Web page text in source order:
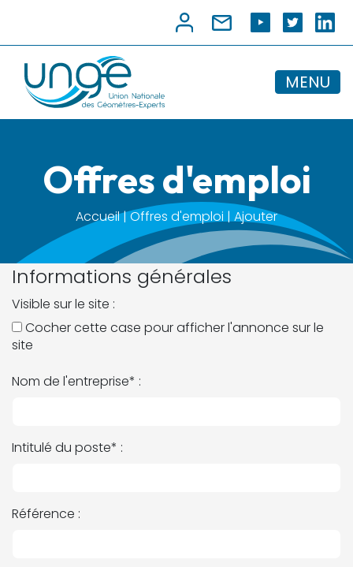
MENU
Offres d'emploi
Accueil | Offres d'emploi | Ajouter
Informations générales
Visible sur le site :
Cocher cette case pour afficher l'annonce sur le
site
Nom de l'entreprise* :
Intitulé du poste* :
Référence :